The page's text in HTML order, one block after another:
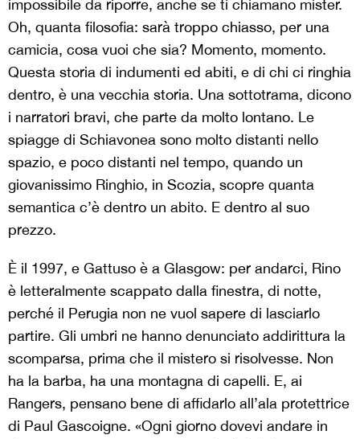
impossibile da riporre, anche se ti chiamano mister.
Oh, quanta filosofia: sarà troppo chiasso, per una
camicia, cosa vuoi che sia? Momento, momento.
Questa storia di indumenti ed abiti, e di chi ci ringhia
dentro, è una vecchia storia. Una sottotrama, dicono
i narratori bravi, che parte da molto lontano. Le
spiagge di Schiavonea sono molto distanti nello
spazio, e poco distanti nel tempo, quando un
giovanissimo Ringhio, in Scozia, scopre quanta
semantica c’è dentro un abito. E dentro al suo
prezzo.
È il 1997, e Gattuso è a Glasgow: per andarci, Rino
è letteralmente scappato dalla finestra, di notte,
perché il Perugia non ne vuol sapere di lasciarlo
partire. Gli umbri ne hanno denunciato addirittura la
scomparsa, prima che il mistero si risolvesse. Non
ha la barba, ha una montagna di capelli. E, ai
Rangers, pensano bene di affidarlo all’ala protettrice
di Paul Gascoigne. «Ogni giorno dovevi andare in